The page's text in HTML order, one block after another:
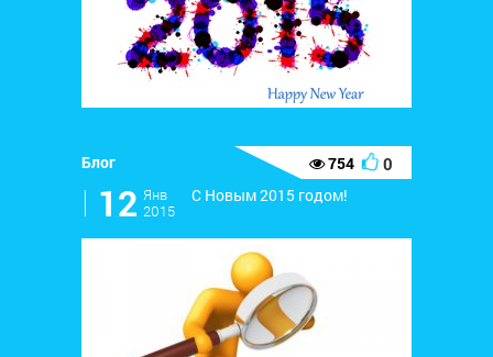
Блог 754 0
l 12 Янв
2015
С Новым 2015 годом!